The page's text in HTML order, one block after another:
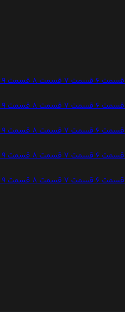
قسمت 6 قسمت 7 قسمت 8 قسمت 9
قسمت 6 قسمت 7 قسمت 8 قسمت 9
قسمت 6 قسمت 7 قسمت 8 قسمت 9
قسمت 6 قسمت 7 قسمت 8 قسمت 9
قسمت 6 قسمت 7 قسمت 8 قسمت 9